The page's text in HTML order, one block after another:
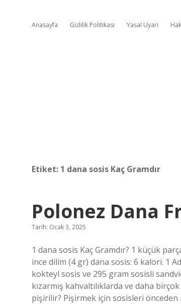
Anasayfa Gizlilik Politikası Yasal Uyarı
Etiket: 1 dana sosis Kaç Gramdır
Polonez Dana
Tarih: Ocak 3, 2025
1 dana sosis Kaç Gramdır? 1 küçük
ince dilim (4 gr) dana sosis: 6 kalori. 1
kokteyl sosis ve 295 gram sosisli
kızarmış kahvaltılıklarda ve daha
pişirilir? Pişirmek için sosisleri önceden